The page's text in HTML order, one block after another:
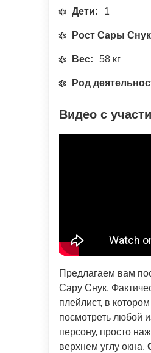
Дети: 1
Рост Сары
Вес: 58 кг
Род
Видео с
Предлагаем вам
Сару Снук.
плейлист, в
посмотреть любой
персону, просто
верхнем углу окна.